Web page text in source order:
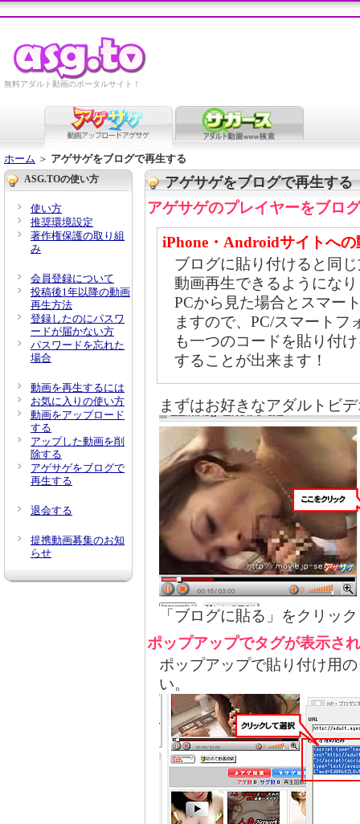
無料アダルト動画のポータルサイト！
ホーム ＞ アゲサゲをブログで再生する
アゲサゲをブログで再生する
アゲサゲのプレイヤーをブロ
iPhone・Androidサイトへ
ブログに貼り付けると同
動画再生できるようにな
PCから見た場合とスマー
ますので、PC/スマート
も一つのコードを貼り付
することが出来ます！
まずはお好きなアダルトビ
「ブログに貼る」をクリッ
ポップアップでタグが表示さ
ポップアップで貼り付け用
い。
ASG.TOの使い方
使い方
推奨環境設定
著作権保護の取り組
み
会員登録について
投稿後1年以降の動画
再生方法
登録したのにパスワ
ードが届かない方
パスワードを忘れた
場合
動画を再生するには
お気に入りの使い方
動画をアップロード
する
アップした動画を削
除する
アゲサゲをブログで
再生する
退会する
提携動画募集のお知
らせ